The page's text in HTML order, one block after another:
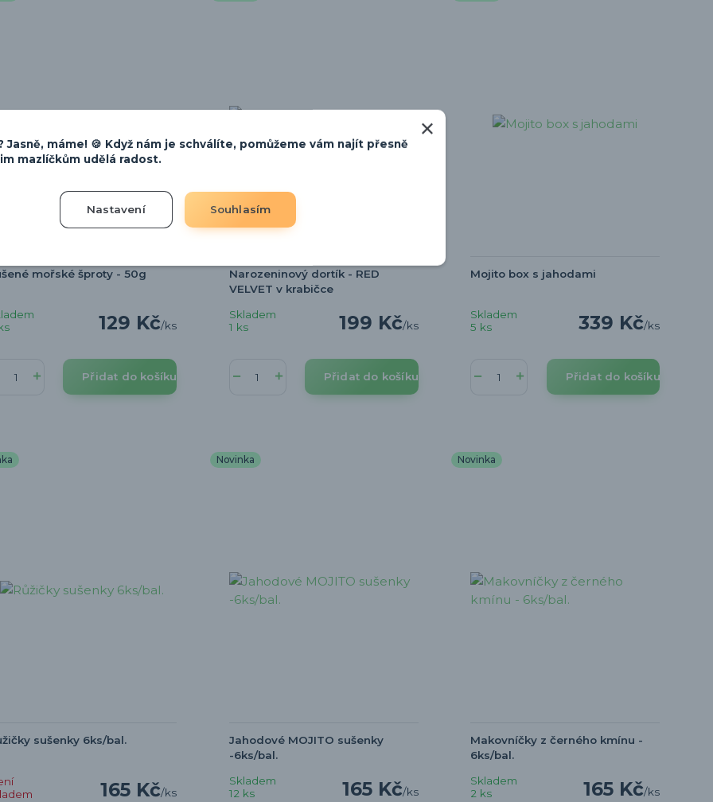
mořské šproty - 50g
129 Kč/ks
Přidat do košíku
Narozeninový dortík - RED
VELVET v krabičce
199 Kč/ks
Skladem
1 ks
Přidat do košíku
Mojito box s jahodami
339 Kč/ks
Skladem
5 ks
Přidat do košíku
sušenky 6ks/bal.
165 Kč/ks
Novinka
Jahodové MOJITO sušenky
-6ks/bal.
165 Kč/ks
Skladem
12 ks
Novinka
Makovníčky z černého kmínu -
6ks/bal.
165 Kč/ks
Skladem
2 ks
Jasně, máme! 🍪 Když nám je schválíte, pomůžeme vám najít přesně
mazlíčkům udělá radost.
Nastavení Souhlasím